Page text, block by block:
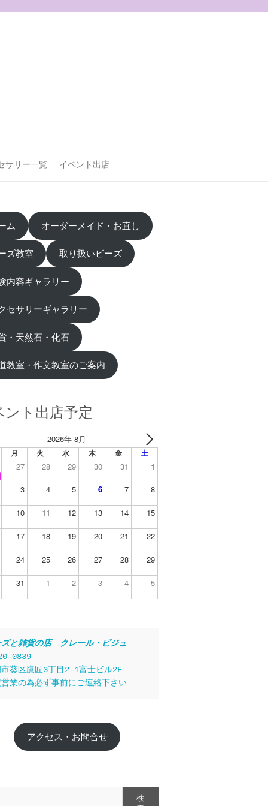
サリー一覧 イベント出店
ム オーダーメイド・お直し
ズ教室 取り扱いビーズ
内容ギャラリー
セサリーギャラリー
・天然石・化石
教室・作文教室のご案内
ント出店予定
2026年 8月
月 火 水 木 金 土
27 28 29 30 31
1
3
4 5 6 7 8
10 11 12 13 14 15
17 18 19 20 21 22
24 25 26 27 28 29
31 1 2 3 4 5
と雑貨の店　クレール・ビジュ
0839
葵区鷹匠3丁目2-1富士ビル2F
業の為必ず事前にご連絡下さい
アクセス・お問合せ
検